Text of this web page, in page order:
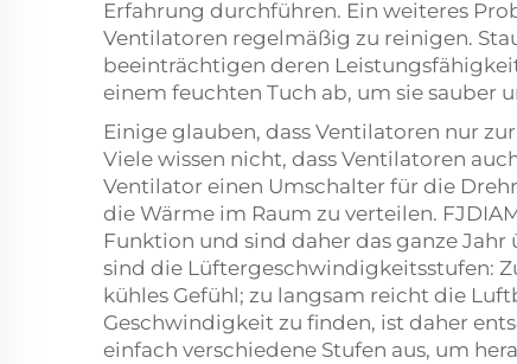
Erfahrung durchführen. Ein weiteres
Ventilatoren regelmäßig zu reinigen.
beeinträchtigen deren
einem feuchten Tuch ab, um sie sauber
Einige glauben, dass Ventilatoren nur
Viele wissen nicht, dass Ventilatoren
Ventilator einen Umschalter für die
die Wärme im Raum zu verteilen.
Funktion und sind daher das ganze
sind die Lüftergeschwindigkeitsstufen:
kühles Gefühl; zu langsam reicht die
Geschwindigkeit zu finden, ist daher
einfach verschiedene Stufen aus, um